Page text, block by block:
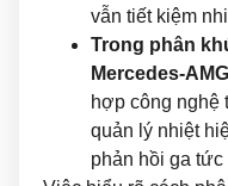
vẫn tiết kiệm
Trong phân
Mercedes-AMG
hợp công nghệ
quản lý nhiệt
phản hồi ga tức